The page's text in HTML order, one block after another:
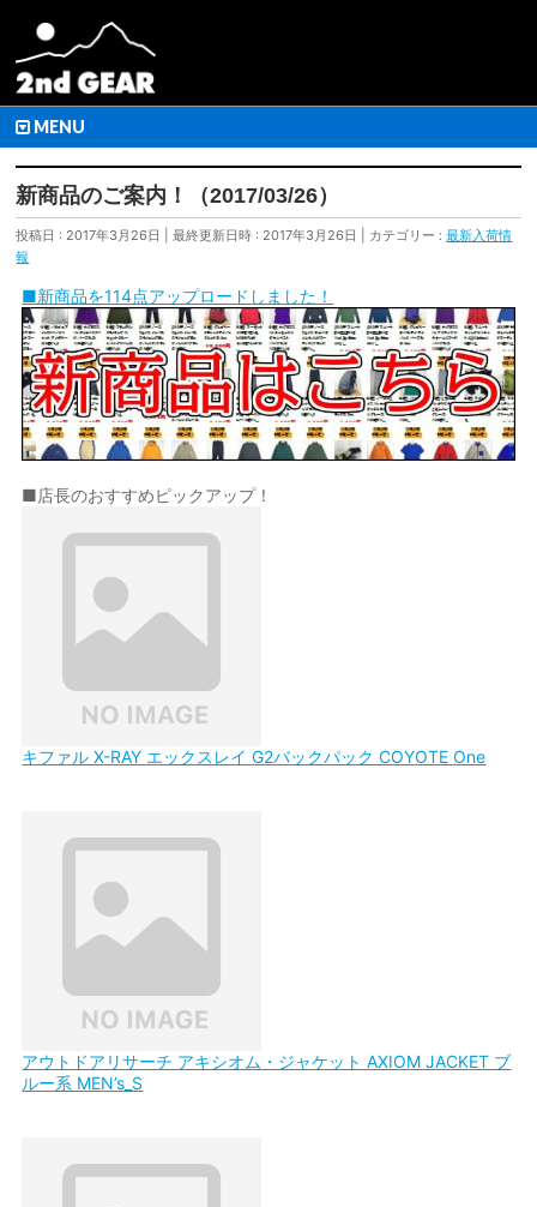
MENU
新商品のご案内！（2017/03/26）
投稿日 : 2017年3月26日 最終更新日時 : 2017年3月26日 カテゴリー :最新入荷情
報
■新商品を114点アップロードしました！
■店長のおすすめピックアップ！
キファル X-RAY エックスレイ G2バックパック COYOTE One
アウトドアリサーチ アキシオム・ジャケット AXIOM JACKET ブ
ルー系 MEN’s_S